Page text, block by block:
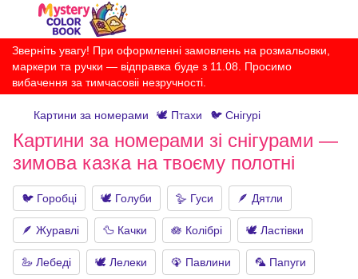
Зверніть увагу! При оформленні замовлень на розмальовки,
маркери та ручки — відправка буде з 11.08. Просимо
вибачення за тимчасовіі незручності.
Картини за номерами 🕊 Птахи 🐦 Снігурі
Картини за номерами зі снігурами —
зимова казка на твоєму полотні
🐦 Горобці 🕊 Голуби 🪿 Гуси 🪶 Дятли
🪶 Журавлі 🦆 Качки 🪷 Колібрі 🕊️ Ластівки
🦢 Лебеді 🕊 Лелеки 🦚 Павлини 🦜 Папуги